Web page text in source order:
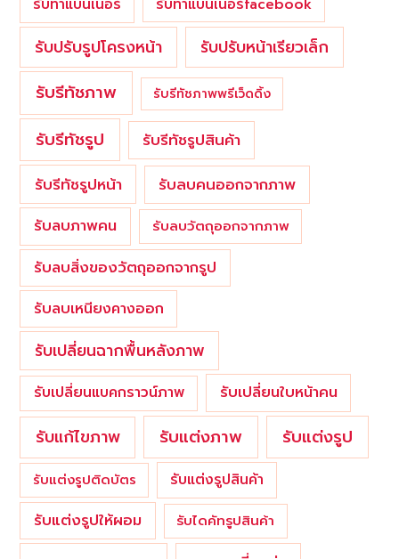
รับทำแบนเนอร์ รับทำแบนเนอร์facebook
รับปรับรูปโครงหน้า รับปรับหน้าเรียวเล็ก
รับรีทัชภาพ รับรีทัชภาพพรีเว็ดดิ้ง
รับรีทัชรูป
รับรีทัชรูปสินค้า
รับรีทัชรูปหน้า
รับลบคนออกจากภาพ
รับลบภาพคน
รับลบวัตถุออกจากภาพ
รับลบสิ่งของวัตถุออกจากรูป
รับลบเหนียงคางออก
รับเปลี่ยนฉากพื้นหลังภาพ
รับเปลี่ยนแบคกราวน์ภาพ รับเปลี่ยนใบหน้าคน
รับแก้ไขภาพ รับแต่งภาพ รับแต่งรูป
รับแต่งรูปติดบัตร รับแต่งรูปสินค้า
รับแต่งรูปให้ผอม รับไดคัทรูปสินค้า